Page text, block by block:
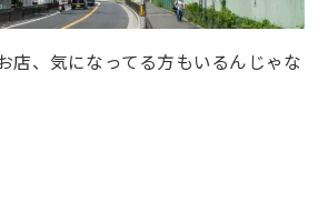
店、気になってる方もいるんじゃな